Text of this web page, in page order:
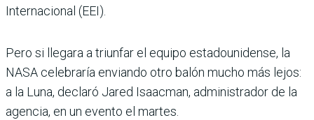
Internacional (EEI).
Pero si llegara a triunfar el equipo estadounidense, la
NASA celebraría enviando otro balón mucho más lejos:
a la Luna, declaró Jared Isaacman, administrador de la
agencia, en un evento el martes.